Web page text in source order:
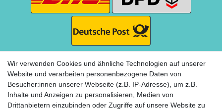
ZAHLUNG
Wir verwenden Cookies und ähnliche Technologien auf unserer
Website und verarbeiten personenbezogene Daten von
Besucher:innen unserer Webseite (z.B. IP-Adresse), um z.B.
Inhalte und Anzeigen zu personalisieren, Medien von
Drittanbietern einzubinden oder Zugriffe auf unsere Website zu